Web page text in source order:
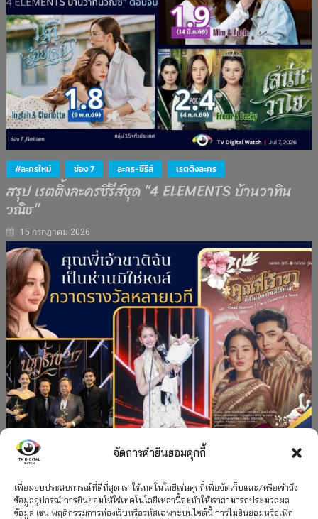
จัดการคำยินยอมคุกกี้
เพื่อมอบประสบการณ์ที่ดีที่สุด เราใช้เทคโนโลยีเช่นคุกกี้เพื่อจัดเก็บและ/หรือเข้าถึง
ข้อมูลอุปกรณ์ การยินยอมให้ใช้เทคโนโลยีเหล่านี้จะทำให้เราสามารถประมวลผล
ข้อมูล เช่น พฤติกรรมการท่องเว็บหรือรหัสเฉพาะบนไซต์นี้ การไม่ยินยอมหรือเพิก
#ละครใหม่ ช่อง 7 ละคร-ซีรีส์ เรตติงละคร
สรุป เรตติ้งละครซีรีส์ชุด “4 ELEMENTS บ้านวาทิน
วณิช”
15 กรกฎาคม 2026
”คุณพี่เจ้าขาดิฉันเป็นห่านมิใช่หงส์” กวาดรางวัล
เพียบ จาก 8 เวที